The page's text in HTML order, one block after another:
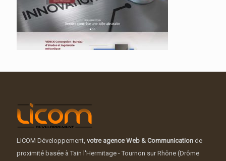
LICOM Développement, votre agence Web & Communication de
proximité basée à Tain l'Hermitage - Tournon sur Rhône (Drôme